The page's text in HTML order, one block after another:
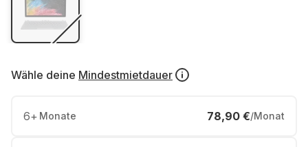
Wähle deine Mindestmietdauer
6+ Monate 78,90 €/Monat